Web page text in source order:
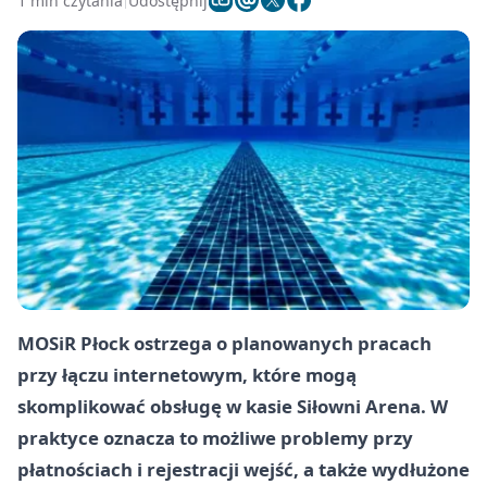
MOSiR Płock ostrzega o planowanych pracach
przy łączu internetowym, które mogą
skomplikować obsługę w kasie Siłowni Arena. W
praktyce oznacza to możliwe problemy przy
płatnościach i rejestracji wejść, a także wydłużone